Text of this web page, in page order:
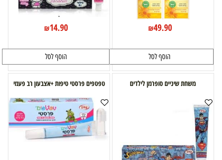
₪49.90
הוסף לסל
₪14.90
הוסף לסל
משחת שיניים סופרמן לילדים טפטפים פרסטי טיפות +אצבעון רב פעמי